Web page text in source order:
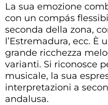
La sua emozione
con un compás
seconda della zona,
l’Estremadura, ecc. È
grande ricchezza
varianti. Si riconosce
musicale, la sua
interpretazioni a
andalusa.